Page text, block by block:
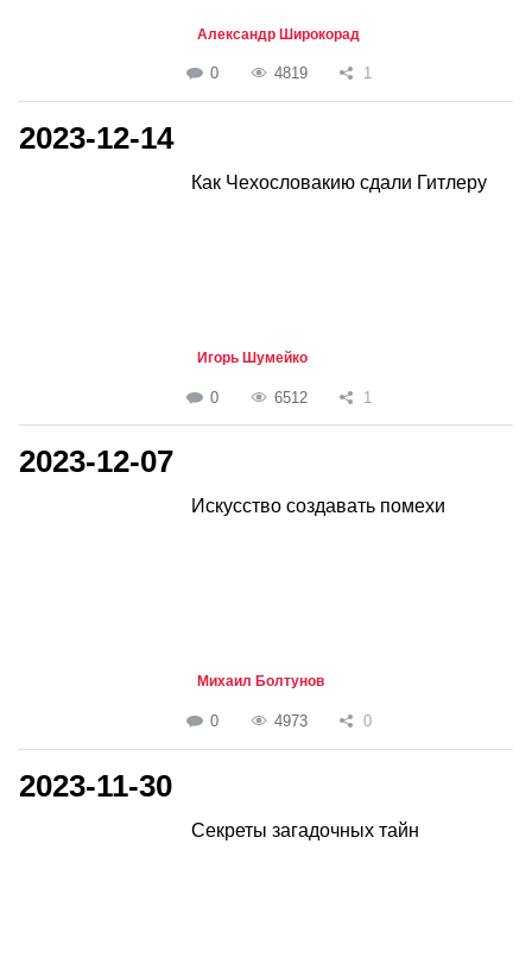
Александр Широкорад
0 4819 1
2023-12-14
Как Чехословакию сдали Гитлеру
Игорь Шумейко
0 6512 1
2023-12-07
Искусство создавать помехи
Михаил Болтунов
0 4973 0
2023-11-30
Секреты загадочных тайн